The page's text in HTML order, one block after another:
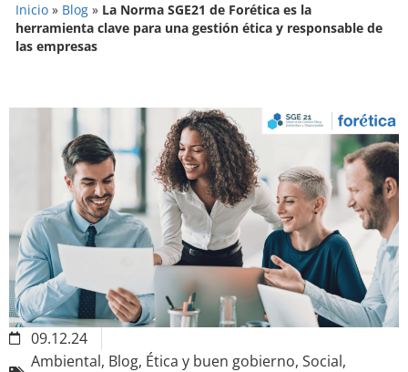
Inicio » Blog » La Norma SGE21 de Forética es la
herramienta clave para una gestión ética y responsable de
las empresas
09.12.24
Ambiental, Blog, Ética y buen gobierno, Social,